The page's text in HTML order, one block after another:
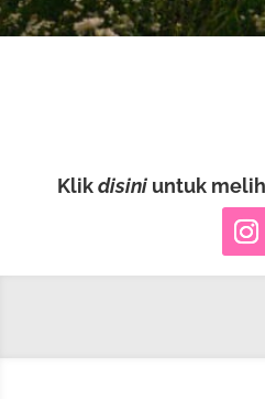
Klikdisiniuntuk